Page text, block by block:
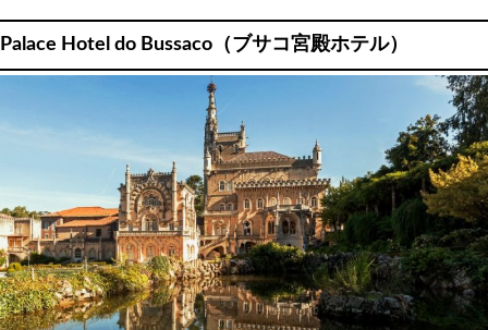
Palace Hotel do Bussaco（ブサコ宮殿ホテル）